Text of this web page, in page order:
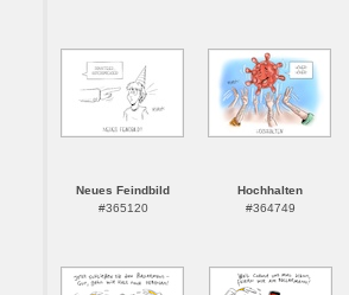
Neues Feindbild
#365120
Hochhalten
#364749